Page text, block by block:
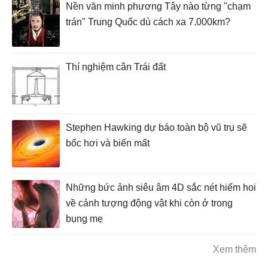
Nền văn minh phương Tây nào từng "chạm
trán" Trung Quốc dù cách xa 7.000km?
Thí nghiệm cân Trái đất
Stephen Hawking dự báo toàn bộ vũ trụ sẽ
bốc hơi và biến mất
Những bức ảnh siêu âm 4D sắc nét hiếm hoi
về cảnh tượng động vật khi còn ở trong
bụng mẹ
Xem thêm